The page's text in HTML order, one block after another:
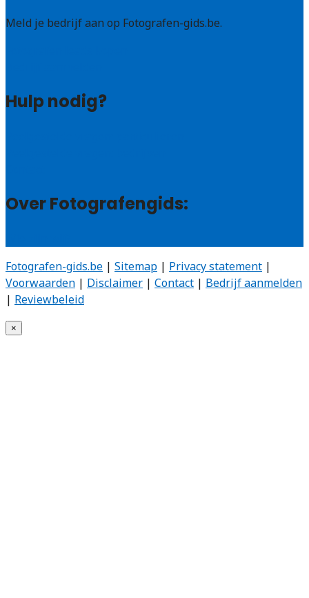
Meld je bedrijf aan op Fotografen-gids.be.
Hulp nodig?
Over Fotografengids:
Fotografen-gids.be | Sitemap | Privacy statement |
Voorwaarden | Disclaimer | Contact | Bedrijf aanmelden
| Reviewbeleid
×